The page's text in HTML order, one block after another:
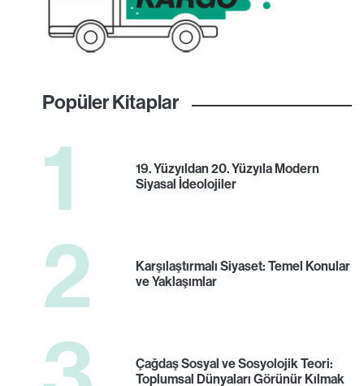
Popüler Kitaplar
1
19. Yüzyıldan 20. Yüzyıla Modern
Siyasal İdeolojiler
2
Karşılaştırmalı Siyaset: Temel Konular
ve Yaklaşımlar
Çağdaş Sosyal ve Sosyolojik Teori:
Toplumsal Dünyaları Görünür Kılmak